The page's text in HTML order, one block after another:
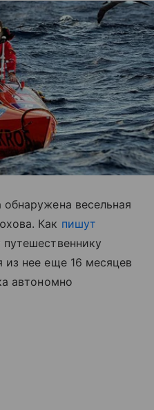
весельная
Как пишут
из нее еще 16 месяцев
автономно